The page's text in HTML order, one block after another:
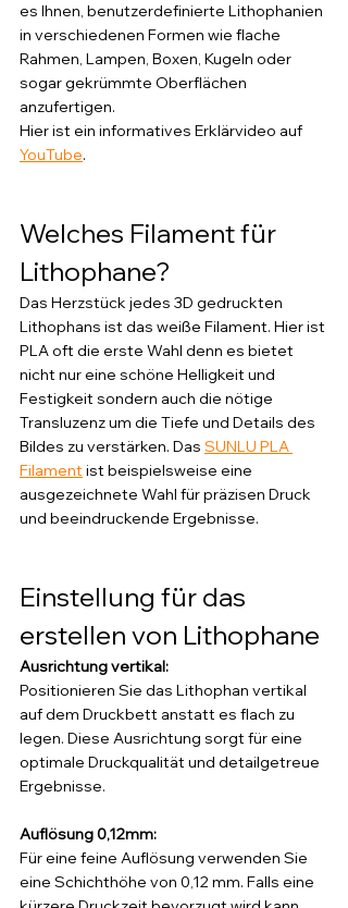
es Ihnen, benutzerdefinierte Lithophanien
in verschiedenen Formen wie flache
Rahmen, Lampen, Boxen, Kugeln oder
sogar gekrümmte Oberflächen
anzufertigen.
Hier ist ein informatives Erklärvideo auf
YouTube.
Welches Filament für
Lithophane?
Das Herzstück jedes 3D gedruckten
Lithophans ist das weiße Filament. Hier ist
PLA oft die erste Wahl denn es bietet
nicht nur eine schöne Helligkeit und
Festigkeit sondern auch die nötige
Transluzenz um die Tiefe und Details des
Bildes zu verstärken. Das SUNLU PLA
Filament ist beispielsweise eine
ausgezeichnete Wahl für präzisen Druck
und beeindruckende Ergebnisse.
Einstellung für das
erstellen von Lithophane
Ausrichtung vertikal:
Positionieren Sie das Lithophan vertikal
auf dem Druckbett anstatt es flach zu
legen. Diese Ausrichtung sorgt für eine
optimale Druckqualität und detailgetreue
Ergebnisse.
Auflösung 0,12mm:
Für eine feine Auflösung verwenden Sie
eine Schichthöhe von 0,12 mm. Falls eine